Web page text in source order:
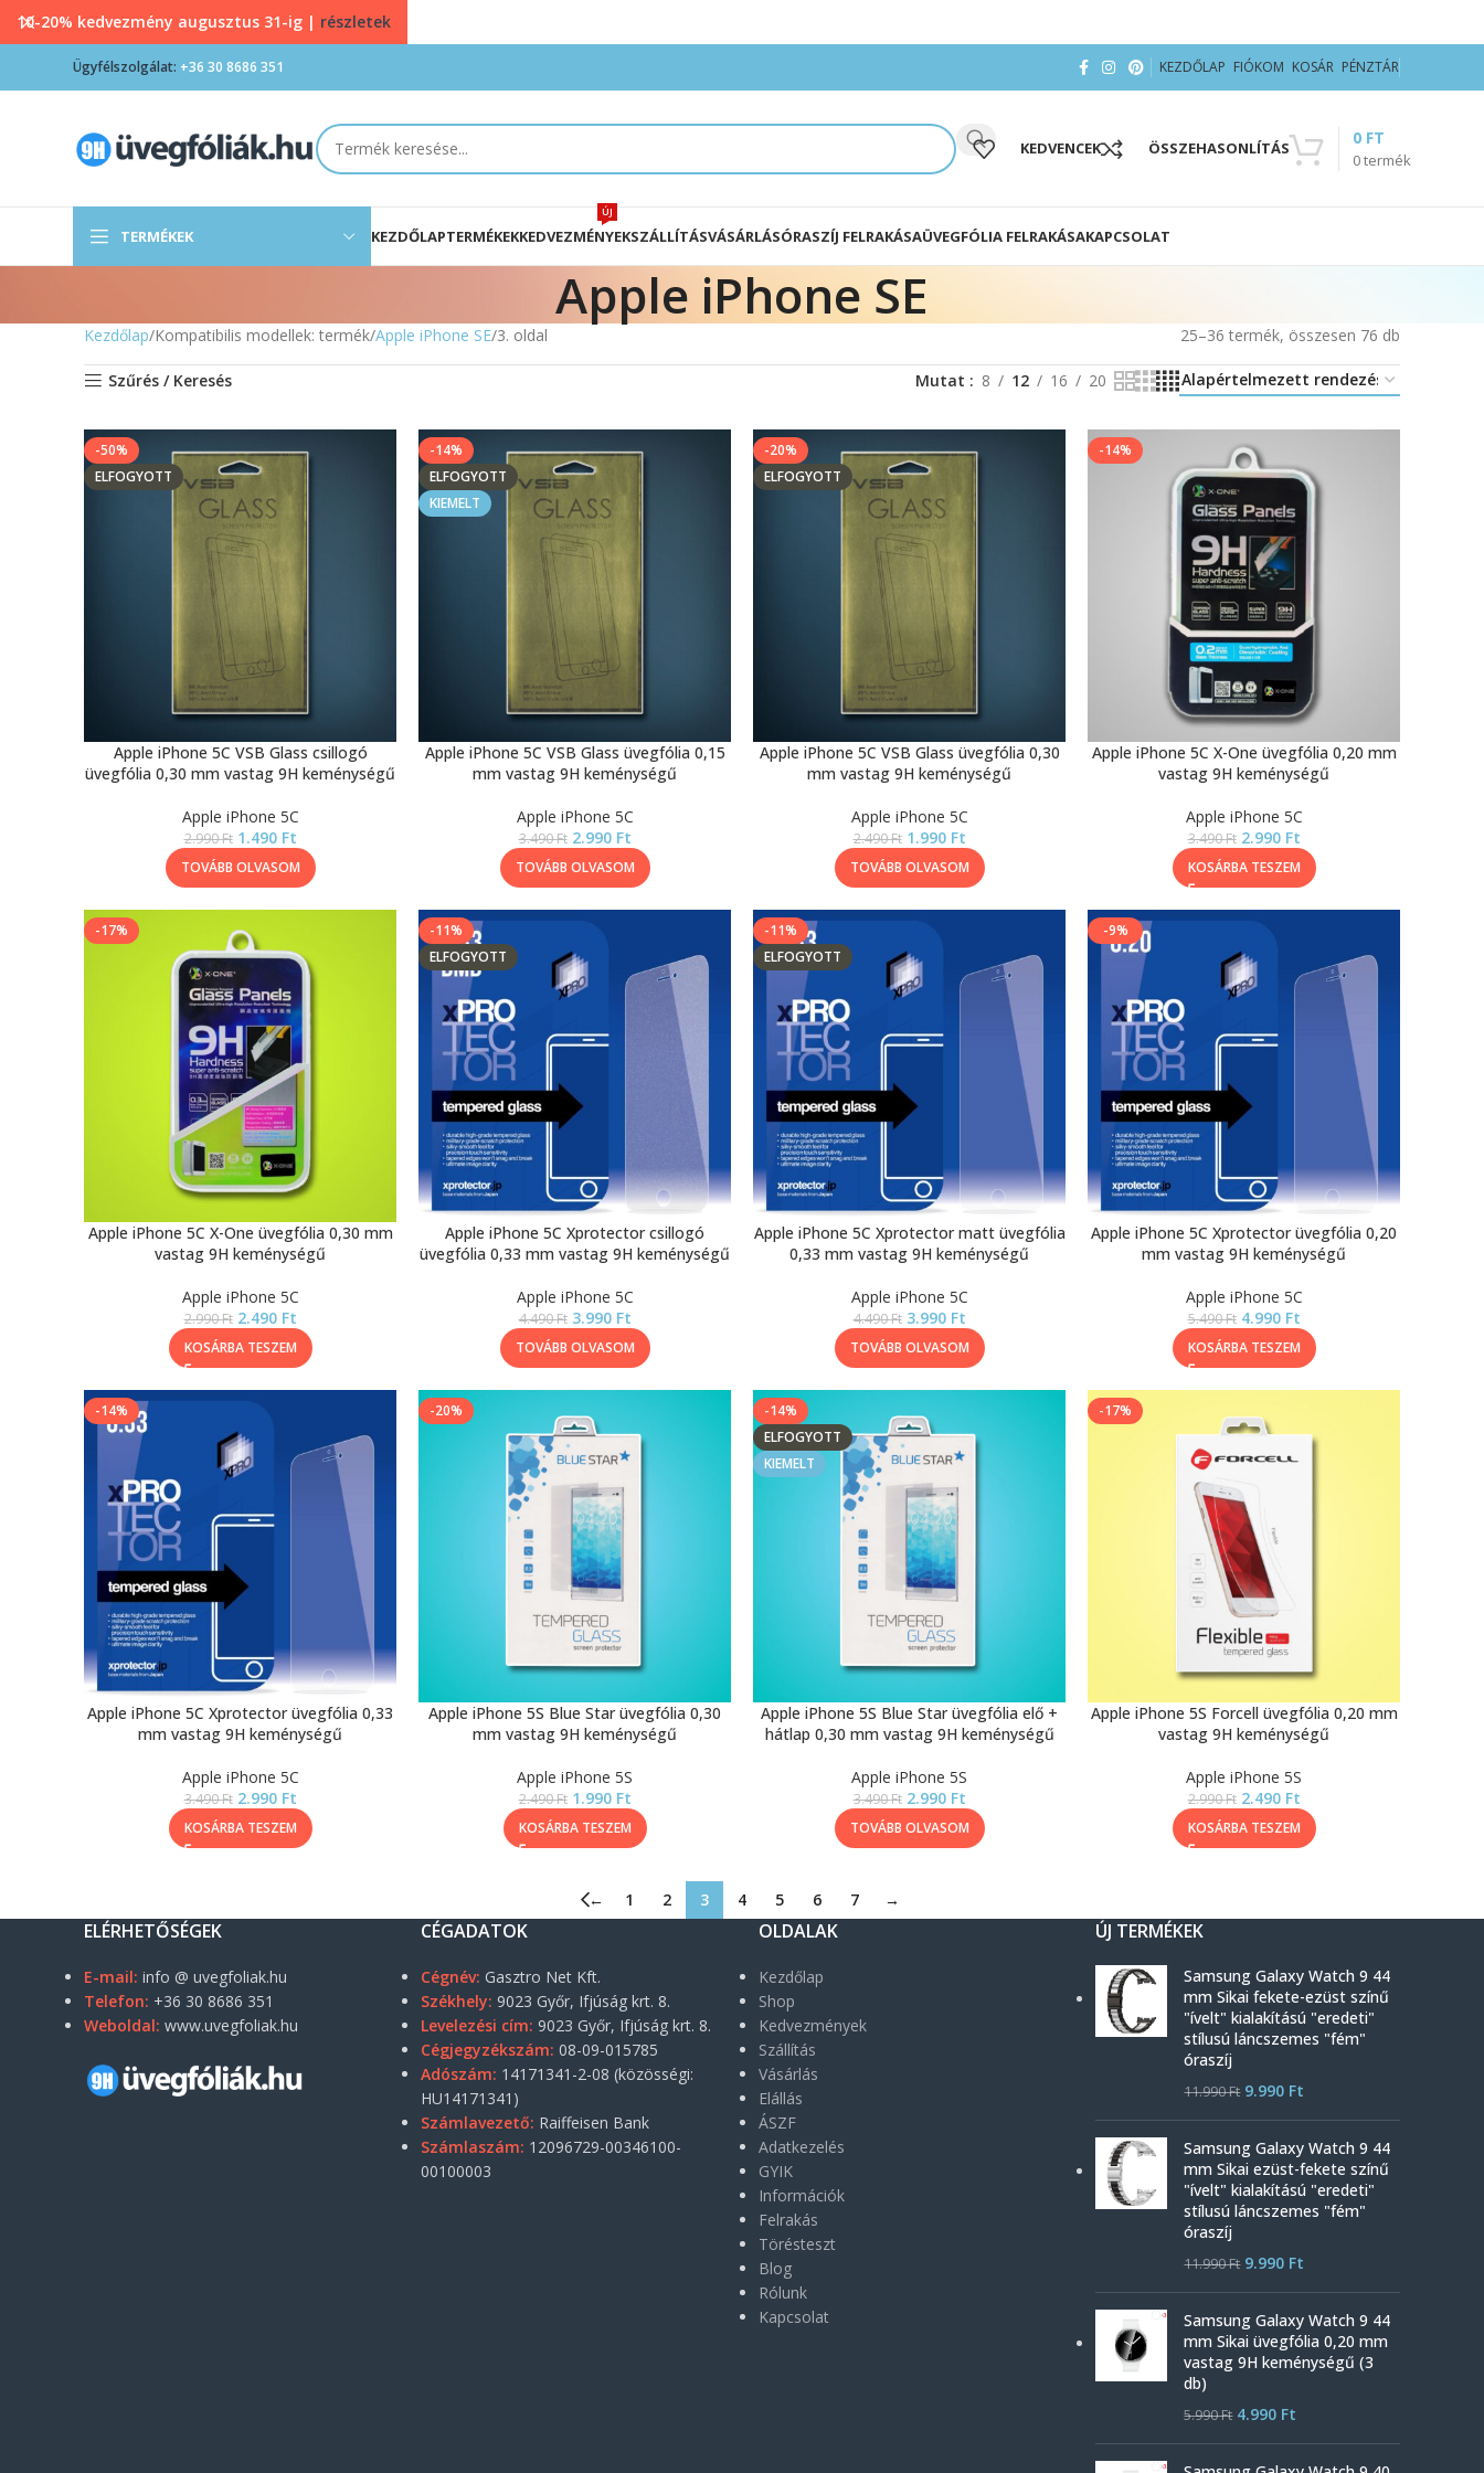
Ügyfélszolgálat: +36 30 8686 351 KEZDŐLAP FIÓKOM KOSÁR PÉNZTÁR
KEDVENCEK ÖSSZEHASONLÍTÁS
0termék
0 FT
TERMÉKEK KEZDŐLAPTERMÉKEKKEDVEZMÉNYEK
ÚJ
SZÁLLÍTÁSVÁSÁRLÁSÓRASZÍJ FELRAKÁSAÜVEGFÓLIA FELRAKÁSAKAPCSOLAT
Apple iPhone SE
Kezdőlap Kompatibilis modellek: termék Apple iPhone SE 3. oldal 25–36 termék, összesen 76 db
Szűrés / Keresés Mutat 8 12 16 20
-50%
ELFOGYOTT
Apple iPhone 5C VSB Glass csillogó
üvegfólia 0,30 mm vastag 9H keménységű
Apple iPhone 5C
2.990Ft 1.490 Ft
TOVÁBB OLVASOM
-14%
ELFOGYOTT
KIEMELT
Apple iPhone 5C VSB Glass üvegfólia 0,15
mm vastag 9H keménységű
Apple iPhone 5C
3.490Ft 2.990 Ft
TOVÁBB OLVASOM
-20%
ELFOGYOTT
Apple iPhone 5C VSB Glass üvegfólia 0,30
mm vastag 9H keménységű
Apple iPhone 5C
2.490Ft 1.990 Ft
TOVÁBB OLVASOM
-14%
Apple iPhone 5C X-One üvegfólia 0,20 mm
vastag 9H keménységű
Apple iPhone 5C
3.490Ft 2.990 Ft
KOSÁRBA TESZEM
-17%
Apple iPhone 5C X-One üvegfólia 0,30 mm
vastag 9H keménységű
Apple iPhone 5C
2.990Ft 2.490 Ft
KOSÁRBA TESZEM
-11%
ELFOGYOTT
Apple iPhone 5C Xprotector csillogó
üvegfólia 0,33 mm vastag 9H keménységű
Apple iPhone 5C
4.490Ft 3.990 Ft
TOVÁBB OLVASOM
-11%
ELFOGYOTT
Apple iPhone 5C Xprotector matt üvegfólia
0,33 mm vastag 9H keménységű
Apple iPhone 5C
4.490Ft 3.990 Ft
TOVÁBB OLVASOM
-9%
Apple iPhone 5C Xprotector üvegfólia 0,20
mm vastag 9H keménységű
Apple iPhone 5C
5.490Ft 4.990 Ft
KOSÁRBA TESZEM
-14%
Apple iPhone 5C Xprotector üvegfólia 0,33
mm vastag 9H keménységű
Apple iPhone 5C
3.490Ft 2.990 Ft
KOSÁRBA TESZEM
-20%
Apple iPhone 5S Blue Star üvegfólia 0,30
mm vastag 9H keménységű
Apple iPhone 5S
2.490Ft 1.990 Ft
KOSÁRBA TESZEM
-14%
ELFOGYOTT
KIEMELT
Apple iPhone 5S Blue Star üvegfólia elő +
hátlap 0,30 mm vastag 9H keménységű
Apple iPhone 5S
3.490Ft 2.990 Ft
TOVÁBB OLVASOM
-17%
Apple iPhone 5S Forcell üvegfólia 0,20 mm
vastag 9H keménységű
Apple iPhone 5S
2.990Ft 2.490 Ft
KOSÁRBA TESZEM
← 1 2 3 4 5 6 7 →
ELÉRHETŐSÉGEK
E-mail: info @ uvegfoliak.hu
Telefon: +36 30 8686 351
Weboldal: www.uvegfoliak.hu
CÉGADATOK
Cégnév: Gasztro Net Kft.
Székhely: 9023 Győr, Ifjúság krt. 8.
Levelezési cím: 9023 Győr, Ifjúság krt. 8.
Cégjegyzékszám: 08-09-015785
Adószám: 14171341-2-08 (közösségi:
HU14171341)
Számlavezető: Raiffeisen Bank
Számlaszám: 12096729-00346100-
00100003
OLDALAK
Kezdőlap
Shop
Kedvezmények
Szállítás
Vásárlás
Elállás
ÁSZF
Adatkezelés
GYIK
Információk
Felrakás
Törésteszt
Blog
Rólunk
Kapcsolat
ÚJ TERMÉKEK
Samsung Galaxy Watch 9 44
mm Sikai fekete-ezüst színű
"ívelt" kialakítású "eredeti"
stílusú láncszemes "fém"
óraszíj
11.990Ft 9.990 Ft
Samsung Galaxy Watch 9 44
mm Sikai ezüst-fekete színű
"ívelt" kialakítású "eredeti"
stílusú láncszemes "fém"
óraszíj
11.990Ft 9.990 Ft
Samsung Galaxy Watch 9 44
mm Sikai üvegfólia 0,20 mm
vastag 9H keménységű (3
db)
5.990Ft 4.990 Ft
10-20% kedvezmény augusztus 31-ig | részletek